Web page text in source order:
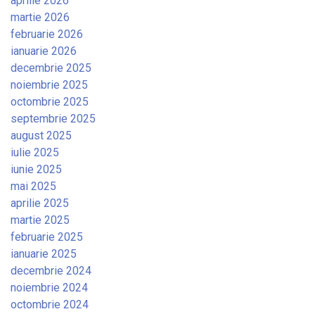
martie 2026
februarie 2026
ianuarie 2026
decembrie 2025
noiembrie 2025
octombrie 2025
septembrie 2025
august 2025
iulie 2025
iunie 2025
mai 2025
aprilie 2025
martie 2025
februarie 2025
ianuarie 2025
decembrie 2024
noiembrie 2024
octombrie 2024